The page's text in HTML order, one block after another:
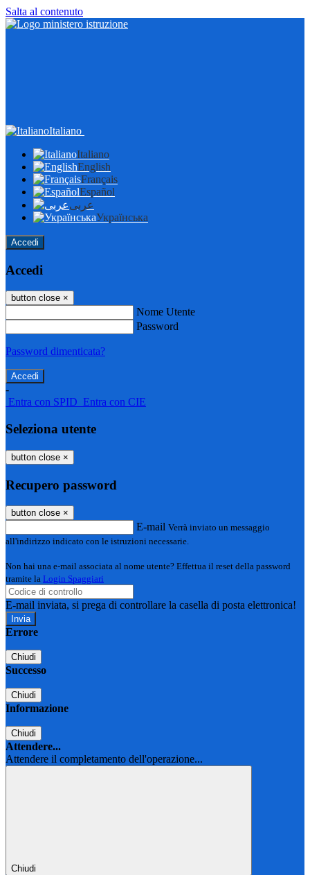
Salta al contenuto
Italiano
Italiano
English
Français
Español
عربى
Українська
Accedi
Accedi
button close ×
Nome Utente
Password
Password dimenticata?
-
Entra con SPID Entra con CIE
Seleziona utente
button close ×
Recupero password
button close ×
E-mail Verrà inviato un messaggio
all'indirizzo indicato con le istruzioni necessarie.
Non hai una e-mail associata al nome utente? Effettua il reset della password
tramite la Login Spaggiari
E-mail inviata, si prega di controllare la casella di posta elettronica!
Errore
Chiudi
Successo
Chiudi
Informazione
Chiudi
Attendere...
Attendere il completamento dell'operazione...
Chiudi